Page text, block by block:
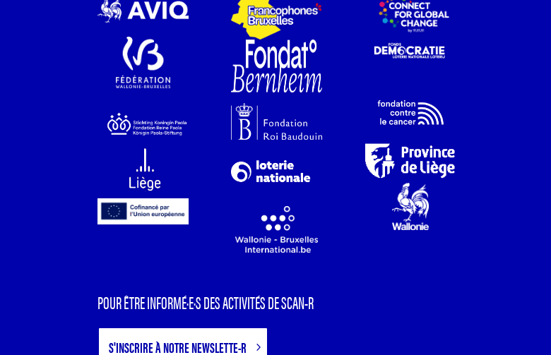
POUR ÊTRE INFORMÉ·E·S DES ACTIVITÉS DE SCAN-R
S'INSCRIRE À NOTRE NEWSLETTE-R